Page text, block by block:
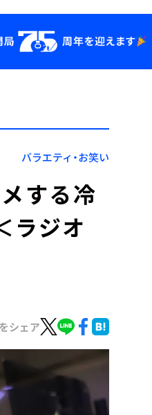
会社情報
バラエティ・お笑い
する冷
ラジオ
シェア